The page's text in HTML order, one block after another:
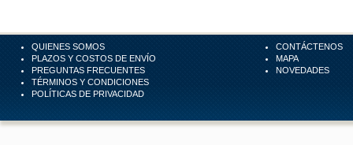
QUIENES SOMOS
PLAZOS Y COSTOS DE ENVÍO
PREGUNTAS FRECUENTES
TÉRMINOS Y CONDICIONES
POLÍTICAS DE PRIVACIDAD
CONTÁCTENOS
MAPA
NOVEDADES